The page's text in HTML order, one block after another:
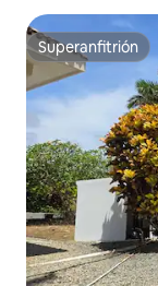
Superanfitrión
Superanfitrión